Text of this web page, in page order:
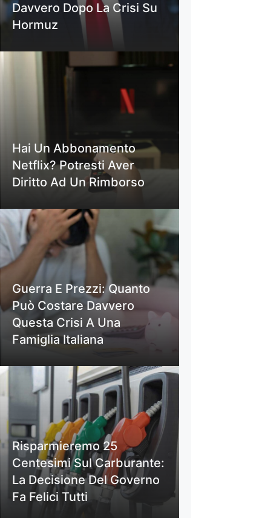
Davvero Dopo La Crisi Su
Hormuz
Hai Un Abbonamento
Netflix? Potresti Aver
Diritto Ad Un Rimborso
Guerra E Prezzi: Quanto
Può Costare Davvero
Questa Crisi A Una
Famiglia Italiana
Risparmieremo 25
Centesimi Sul Carburante:
La Decisione Del Governo
Fa Felici Tutti